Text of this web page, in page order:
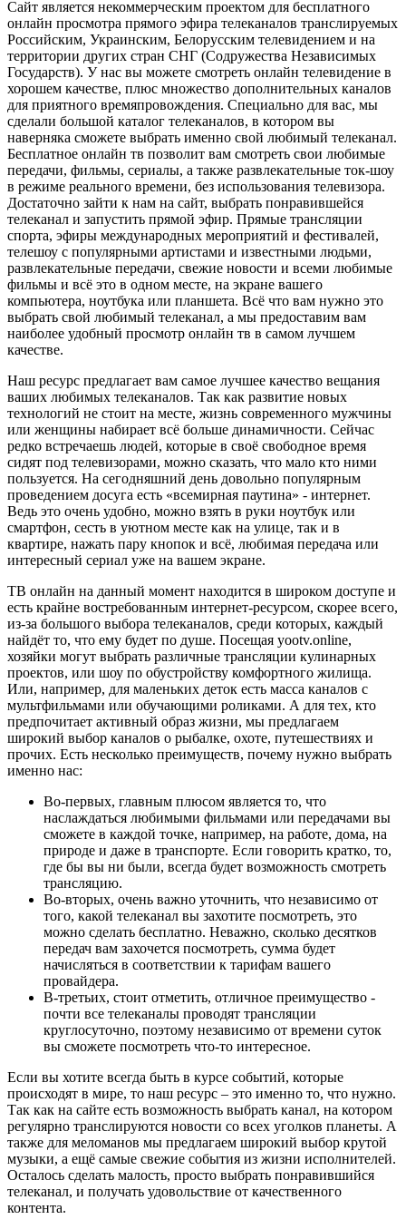
Сайт является некоммерческим проектом для бесплатного
онлайн просмотра прямого эфира телеканалов транслируемых
Российским, Украинским, Белорусским телевидением и на
территории других стран СНГ (Содружества Независимых
Государств). У нас вы можете смотреть онлайн телевидение в
хорошем качестве, плюс множество дополнительных каналов
для приятного времяпровождения. Специально для вас, мы
сделали большой каталог телеканалов, в котором вы
наверняка сможете выбрать именно свой любимый телеканал.
Бесплатное онлайн тв позволит вам смотреть свои любимые
передачи, фильмы, сериалы, а также развлекательные ток-шоу
в режиме реального времени, без использования телевизора.
Достаточно зайти к нам на сайт, выбрать понравившейся
телеканал и запустить прямой эфир. Прямые трансляции
спорта, эфиры международных мероприятий и фестивалей,
телешоу с популярными артистами и известными людьми,
развлекательные передачи, свежие новости и всеми любимые
фильмы и всё это в одном месте, на экране вашего
компьютера, ноутбука или планшета. Всё что вам нужно это
выбрать свой любимый телеканал, а мы предоставим вам
наиболее удобный просмотр онлайн тв в самом лучшем
качестве.
Наш ресурс предлагает вам самое лучшее качество вещания
ваших любимых телеканалов. Так как развитие новых
технологий не стоит на месте, жизнь современного мужчины
или женщины набирает всё больше динамичности. Сейчас
редко встречаешь людей, которые в своё свободное время
сидят под телевизорами, можно сказать, что мало кто ними
пользуется. На сегодняшний день довольно популярным
проведением досуга есть «всемирная паутина» - интернет.
Ведь это очень удобно, можно взять в руки ноутбук или
смартфон, сесть в уютном месте как на улице, так и в
квартире, нажать пару кнопок и всё, любимая передача или
интересный сериал уже на вашем экране.
ТВ онлайн на данный момент находится в широком доступе и
есть крайне востребованным интернет-ресурсом, скорее всего,
из-за большого выбора телеканалов, среди которых, каждый
найдёт то, что ему будет по душе. Посещая yootv.online,
хозяйки могут выбрать различные трансляции кулинарных
проектов, или шоу по обустройству комфортного жилища.
Или, например, для маленьких деток есть масса каналов с
мультфильмами или обучающими роликами. А для тех, кто
предпочитает активный образ жизни, мы предлагаем
широкий выбор каналов о рыбалке, охоте, путешествиях и
прочих. Есть несколько преимуществ, почему нужно выбрать
именно нас:
Во-первых, главным плюсом является то, что
наслаждаться любимыми фильмами или передачами вы
сможете в каждой точке, например, на работе, дома, на
природе и даже в транспорте. Если говорить кратко, то,
где бы вы ни были, всегда будет возможность смотреть
трансляцию.
Во-вторых, очень важно уточнить, что независимо от
того, какой телеканал вы захотите посмотреть, это
можно сделать бесплатно. Неважно, сколько десятков
передач вам захочется посмотреть, сумма будет
начисляться в соответствии к тарифам вашего
провайдера.
В-третьих, стоит отметить, отличное преимущество -
почти все телеканалы проводят трансляции
круглосуточно, поэтому независимо от времени суток
вы сможете посмотреть что-то интересное.
Если вы хотите всегда быть в курсе событий, которые
происходят в мире, то наш ресурс – это именно то, что нужно.
Так как на сайте есть возможность выбрать канал, на котором
регулярно транслируются новости со всех уголков планеты. А
также для меломанов мы предлагаем широкий выбор крутой
музыки, а ещё самые свежие события из жизни исполнителей.
Осталось сделать малость, просто выбрать понравившийся
телеканал, и получать удовольствие от качественного
контента.